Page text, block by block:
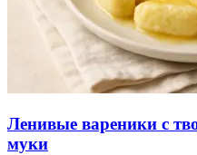
Ленивые вареники с
муки